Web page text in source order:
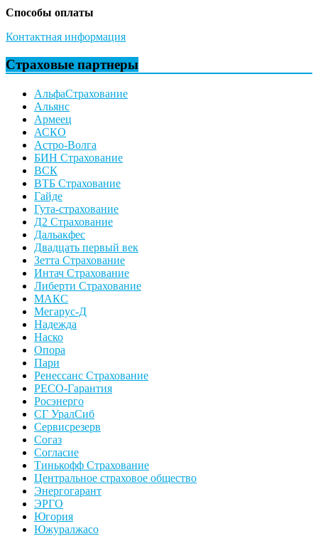
Способы оплаты
Контактная информация
Страховые партнеры
АльфаСтрахование
Альянс
Армеец
АСКО
Астро-Волга
БИН Страхование
ВСК
ВТБ Страхование
Гайде
Гута-страхование
Д2 Страхование
Дальакфес
Двадцать первый век
Зетта Страхование
Интач Страхование
Либерти Страхование
МАКС
Мегарус-Д
Надежда
Наско
Опора
Пари
Ренессанс Страхование
РЕСО-Гарантия
Росэнерго
СГ УралСиб
Сервисрезерв
Согаз
Согласие
Тинькофф Страхование
Центральное страховое общество
Энергогарант
ЭРГО
Югория
Южуралжасо